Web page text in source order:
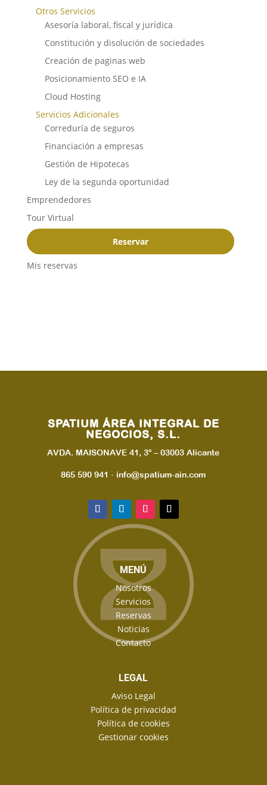
Otros Servicios
Asesoría laboral, fiscal y jurídica
Constitución y disolución de sociedades
Creación de paginas web
Posicionamiento SEO e IA
Cloud Hosting
Servicios Adicionales
Correduría de seguros
Financiación a empresas
Gestión de Hipotecas
Ley de la segunda oportunidad
Emprendedores
Tour Virtual
Reservar
Mis reservas
SPATIUM ÁREA INTEGRAL DE
NEGOCIOS, S.L.
AVDA. MAISONAVE 41, 3º – 03003 Alicante
865 590 941 · info@spatium-ain.com
MENÚ
Nosotros
Servicios
Reservas
Noticias
Contacto
LEGAL
Aviso Legal
Política de privacidad
Política de cookies
Gestionar cookies